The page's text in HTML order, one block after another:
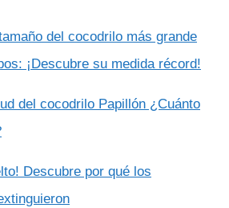
del cocodrilo más grande
¡Descubre su medida récord!
del cocodrilo Papillón ¿Cuánto
Descubre por qué los